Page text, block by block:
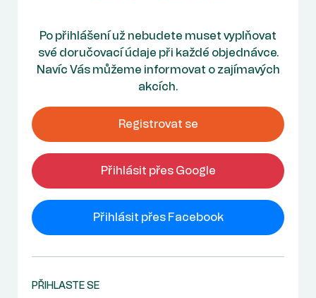
Po přihlášení už nebudete muset vyplňovat
své doručovací údaje při každé objednávce.
Navíc Vás můžeme informovat o zajímavých
akcích.
Registrovat se
Přihlásit přes Google
Přihlásit přes Facebook
PŘIHLASTE SE